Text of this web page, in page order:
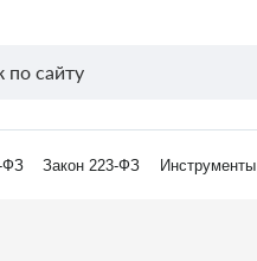
ФЗ Закон 223-ФЗ Инструменты